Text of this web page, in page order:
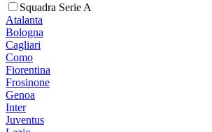
Squadra Serie A
Atalanta
Bologna
Cagliari
Como
Fiorentina
Frosinone
Genoa
Inter
Juventus